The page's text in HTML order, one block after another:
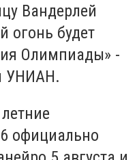
Вандерлей
огонь будет
Олимпиады» -
УНИАН.
официально